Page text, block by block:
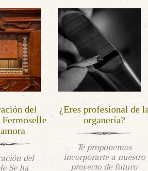
del
Fermoselle
del
Se ha
¿Eres profesional de
organería?
Te proponemos
incorporarte a nuestro
proyecto de futuro